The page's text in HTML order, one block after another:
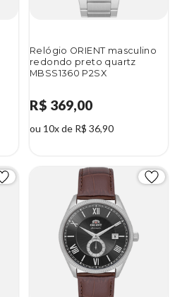
Relógio ORIENT masculino
redondo preto quartz
MBSS1360 P2SX
R$ 369,00
ou 10x de R$ 36,90